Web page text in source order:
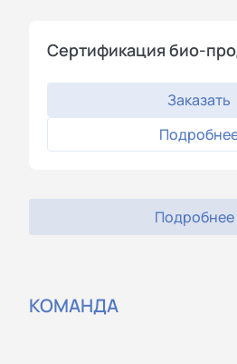
Сертификация био-
Заказать
Подробнее
КОМАНДА